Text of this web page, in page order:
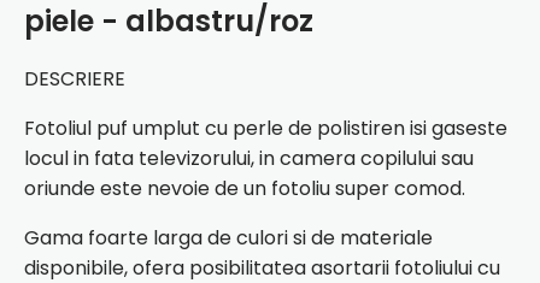
piele - albastru/roz
DESCRIERE
Fotoliul puf umplut cu perle de polistiren isi gaseste
locul in fata televizorului, in camera copilului sau
oriunde este nevoie de un fotoliu super comod.
Gama foarte larga de culori si de materiale
disponibile, ofera posibilitatea asortarii fotoliului cu